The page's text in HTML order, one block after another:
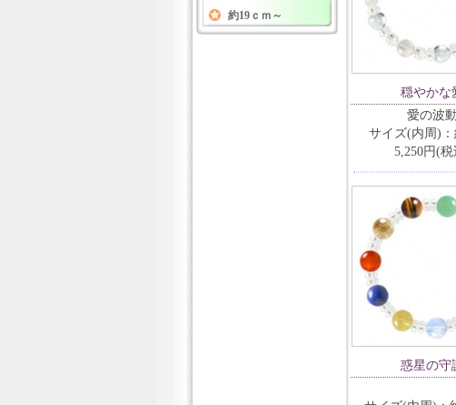
約19ｃｍ～
穏やかな
愛の波動
サイズ(内周)：
5,250円(税
惑星の守